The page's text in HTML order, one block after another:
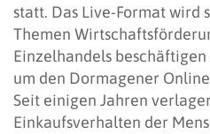
statt. Das Live-Format wird
Themen
Einzelhandels
um den Dormagener
Seit einigen Jahren
Einkaufsverhalten der